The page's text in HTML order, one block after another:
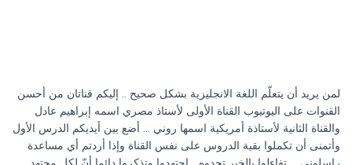
لمن يريد أن يتعلّم اللغة الانجليزية بشكل صحيح .. إليكم قناتان من أحسن
القنوات على اليوتيوب القناة الأولى لأستاذ مصري اسمه إبراهيم عادل
والقناة الثانية لأستاذة أمريكية اسمها روني … أضع بين أيديكم الدرس الأول
وأتمنى أن تكملوا بقية الدروس على نفس القناة وإذا أردتم أي مساعدة